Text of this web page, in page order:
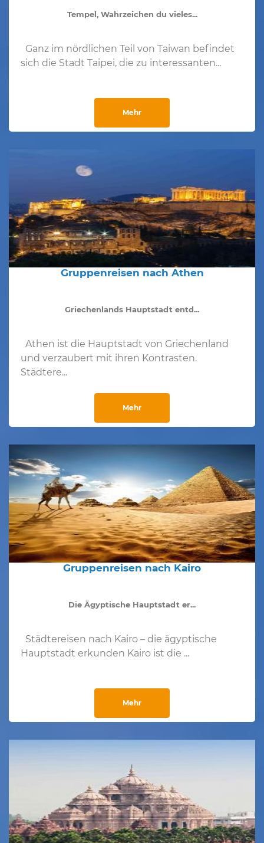
Tempel, Wahrzeichen du vieles...
Ganz im nördlichen Teil von Taiwan befindet
sich die Stadt Taipei, die zu interessanten...
Mehr
Gruppenreisen nach Athen
Griechenlands Hauptstadt entd...
Athen ist die Hauptstadt von Griechenland
und verzaubert mit ihren Kontrasten.
Städtere...
Mehr
Gruppenreisen nach Kairo
Die Ägyptische Hauptstadt er...
Städtereisen nach Kairo – die ägyptische
Hauptstadt erkunden Kairo ist die ...
Mehr